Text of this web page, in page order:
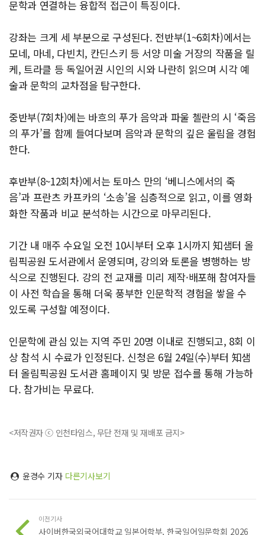
문학과 연결하는 융합적 접근이 특징이다.
강좌는 크게 세 부분으로 구성된다. 전반부(1~6회차)에서는
모네, 마네, 다빈치, 칸딘스키 등 서양 미술 거장의 작품을 릴
케, 트라클 등 독일어권 시인의 시와 나란히 읽으며 시각 예
술과 문학의 교차점을 탐구한다.
중반부(7회차)에는 바흐의 푸가 음악과 파울 첼란의 시 ‘죽음
의 푸가’를 함께 들여다보며 음악과 문학의 깊은 울림을 경험
한다.
후반부(8~12회차)에서는 토마스 만의 ‘베니스에서의 죽
음’과 프란츠 카프카의 ‘소송’을 심층적으로 읽고, 이를 영화
화한 작품과 비교 분석하는 시간으로 마무리된다.
기간 내 매주 수요일 오전 10시부터 오후 1시까지 知샘터 올
림픽공원 도서관에서 운영되며, 강의와 토론을 병행하는 방
식으로 진행된다. 강의 전 교재를 미리 제작·배포해 참여자들
이 사전 학습을 통해 더욱 풍부한 인문학적 경험을 쌓을 수
있도록 구성할 예정이다.
인문학에 관심 있는 지역 주민 20명 이내로 진행되고, 8회 이
상 참석 시 수료가 인정된다. 신청은 6월 24일(수)부터 知샘
터 올림픽공원 도서관 홈페이지 및 방문 접수를 통해 가능하
다. 참가비는 무료다.
<저작권자 ⓒ 인천타임스, 무단 전재 및 재배포 금지>
윤경수 기자 다른기사보기
이전기사
사이버한국외국어대학교 일본어학부, 한국일어일문학회 2026